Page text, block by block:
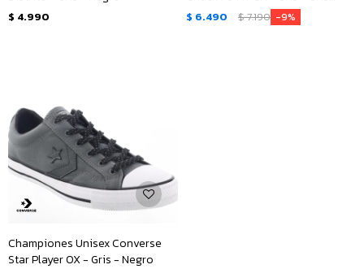
$ 4.990
Topo - Blanco
$ 6.490 $7.190 9
Championes Unisex Converse
Star Player OX - Gris - Negro